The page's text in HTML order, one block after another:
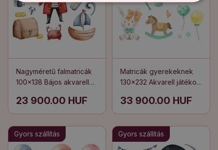
Nagyméretű falmatricák
100x138 Bájos akvarell
23 900.00 HUF
Matricák gyerekeknek
130x232 Akvarell játékok
33 900.00 HUF
Gyors szállítás Gyors szállítás